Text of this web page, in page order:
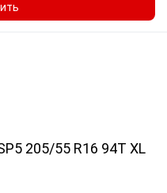
205/55 R16 94T XL